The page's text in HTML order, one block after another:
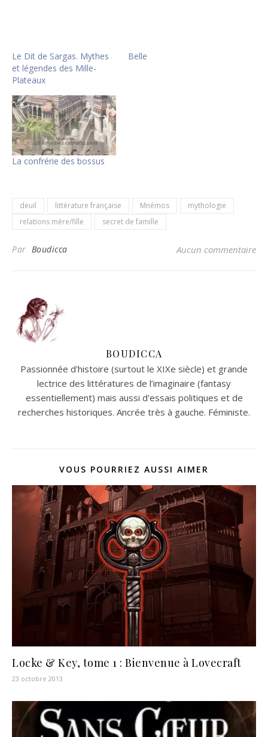
Le Dit de Sargas. Mythes
et légendes des Mille-
Plateaux
Belle
La confrérie des bossus
deuil littérature française Mnémos
mythologie
relations mère/fille
secret de famille
Par Boudicca Aucun commentaire
BOUDICCA
Passionnée d'histoire (surtout le XIXe siècle) et grande
lectrice des littératures de l’imaginaire (fantasy
essentiellement) mais aussi d'essais politiques et de
recherches historiques. Ancrée très à gauche. Féministe.
VOUS POURRIEZ AUSSI AIMER
Locke & Key, tome 1 : Bienvenue à Lovecraft
23 octobre 2013